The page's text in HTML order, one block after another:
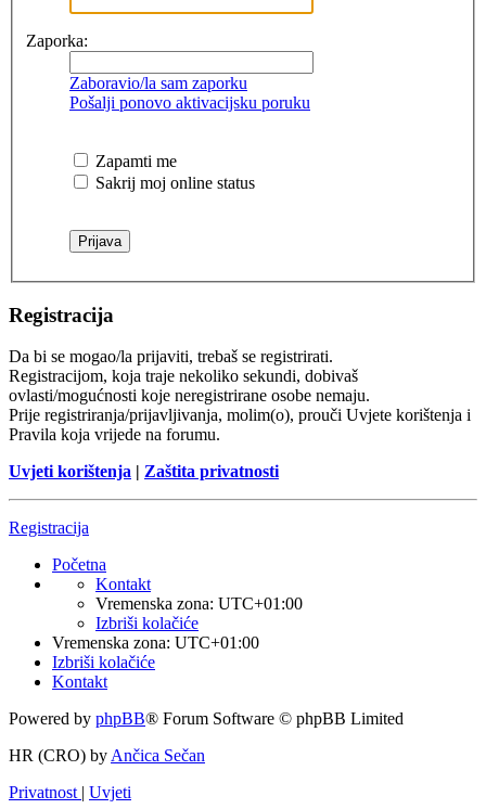
Zaporka:
Zaboravio/la sam zaporku
Pošalji ponovo aktivacijsku poruku
Zapamti me
Sakrij moj online status
Registracija
Da bi se mogao/la prijaviti, trebaš se registrirati.
Registracijom, koja traje nekoliko sekundi, dobivaš
ovlasti/mogućnosti koje neregistrirane osobe nemaju.
Prije registriranja/prijavljivanja, molim(o), prouči Uvjete korištenja i
Pravila koja vrijede na forumu.
Uvjeti korištenja | Zaštita privatnosti
Registracija
Početna
Kontakt
Vremenska zona: UTC+01:00
Izbriši kolačiće
Vremenska zona: UTC+01:00
Izbriši kolačiće
Kontakt
Powered by phpBB® Forum Software © phpBB Limited
HR (CRO) by Ančica Sečan
Privatnost | Uvjeti